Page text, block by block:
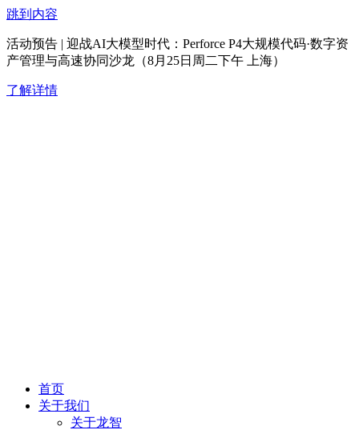
跳到内容
活动预告 | 迎战AI大模型时代：Perforce P4大规模代码·数字资
产管理与高速协同沙龙（8月25日周二下午 上海）
了解详情
首页
关于我们
关于龙智